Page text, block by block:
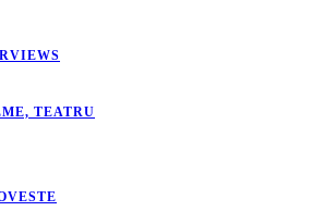
TEATRU